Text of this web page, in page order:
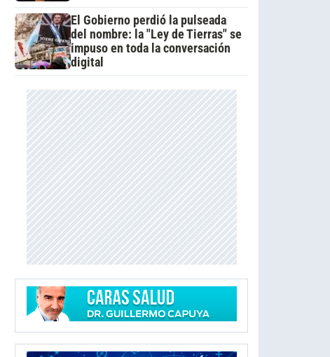
El Gobierno perdió la pulseada
del nombre: la "Ley de Tierras" se
impuso en toda la conversación
digital